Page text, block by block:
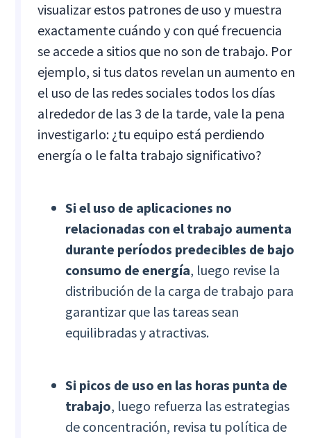
visualizar estos patrones de uso y muestra
exactamente cuándo y con qué frecuencia
se accede a sitios que no son de trabajo. Por
ejemplo, si tus datos revelan un aumento en
el uso de las redes sociales todos los días
alrededor de las 3 de la tarde, vale la pena
investigarlo: ¿tu equipo está perdiendo
energía o le falta trabajo significativo?
Si el uso de aplicaciones no
relacionadas con el trabajo aumenta
durante períodos predecibles de bajo
consumo de energía, luego revise la
distribución de la carga de trabajo para
garantizar que las tareas sean
equilibradas y atractivas.
Si picos de uso en las horas punta de
trabajo, luego refuerza las estrategias
de concentración, revisa tu política de